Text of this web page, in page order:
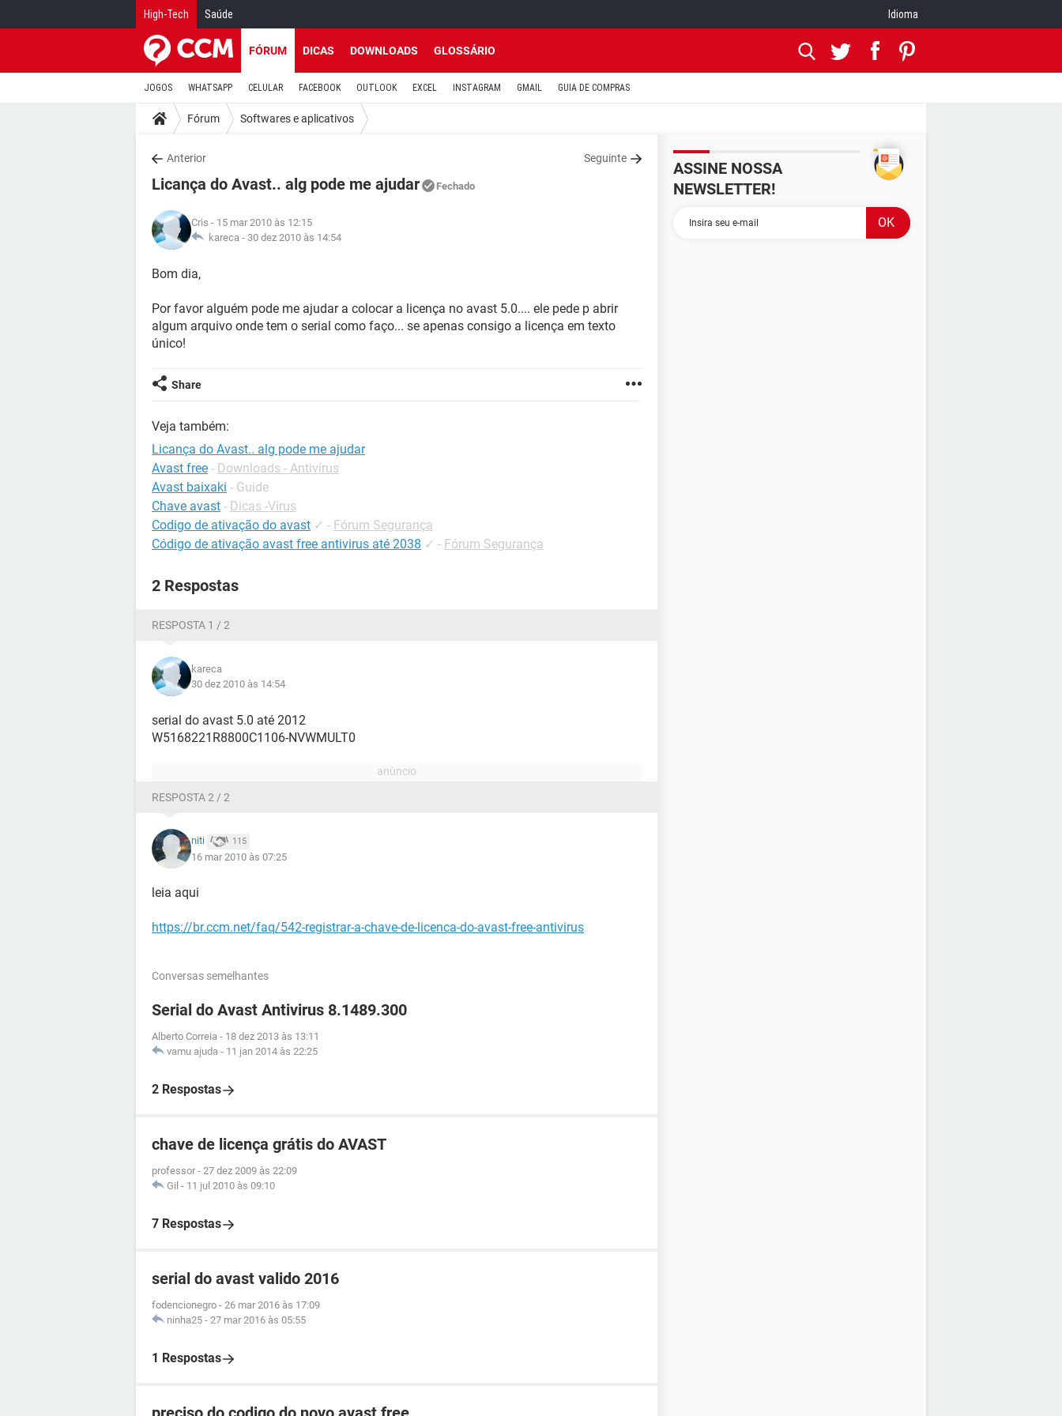
High-Tech Saúde Idioma
FÓRUM DICAS DOWNLOADS GLOSSÁRIO
JOGOS WHATSAPP CELULAR FACEBOOK OUTLOOK EXCEL INSTAGRAM GMAIL GUIA DE COMPRAS
Fórum Softwares e aplicativos
Anterior Seguinte
Licança do Avast.. alg pode me ajudar Fechado
Cris - 15 mar 2010 às 12:15
kareca - 30 dez 2010 às 14:54
Bom dia,
Por favor alguém pode me ajudar a colocar a licença no avast 5.0.... ele pede p abrir
algum arquivo onde tem o serial como faço... se apenas consigo a licença em texto
único!
Share
Veja também:
Licança do Avast.. alg pode me ajudar
Avast free - Downloads - Antivírus
Avast baixaki - Guide
Chave avast - Dicas -Vírus
Codigo de ativação do avast ✓ - Fórum Segurança
Código de ativação avast free antivirus até 2038 ✓ - Fórum Segurança
2 Respostas
RESPOSTA 1 / 2
kareca
30 dez 2010 às 14:54
serial do avast 5.0 até 2012
W5168221R8800C1106-NVWMULT0
RESPOSTA 2 / 2
niti 115
16 mar 2010 às 07:25
leia aqui
https://br.ccm.net/faq/542-registrar-a-chave-de-licenca-do-avast-free-antivirus
Conversas semelhantes
Serial do Avast Antivirus 8.1489.300
Alberto Correia - 18 dez 2013 às 13:11
vamu ajuda - 11 jan 2014 às 22:25
2 Respostas
chave de licença grátis do AVAST
professor - 27 dez 2009 às 22:09
Gil - 11 jul 2010 às 09:10
7 Respostas
serial do avast valido 2016
fodencionegro - 26 mar 2016 às 17:09
ninha25 - 27 mar 2016 às 05:55
1 Respostas
ASSINE NOSSA
NEWSLETTER!